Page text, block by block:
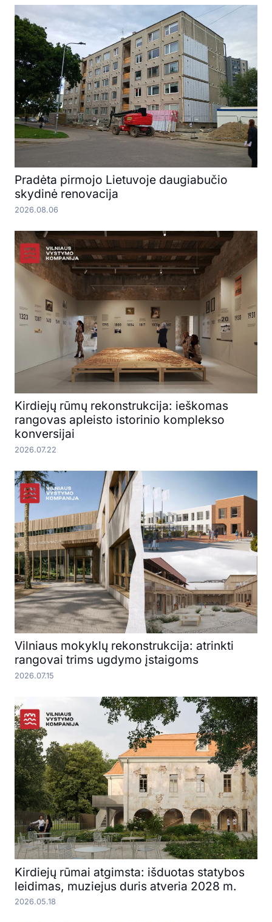
Pradėta pirmojo Lietuvoje daugiabučio
skydinė renovacija
2026.08.06
Kirdiejų rūmų rekonstrukcija: ieškomas
rangovas apleisto istorinio komplekso
konversijai
2026.07.22
Vilniaus mokyklų rekonstrukcija: atrinkti
rangovai trims ugdymo įstaigoms
2026.07.15
Kirdiejų rūmai atgimsta: išduotas statybos
leidimas, muziejus duris atveria 2028 m.
2026.05.18